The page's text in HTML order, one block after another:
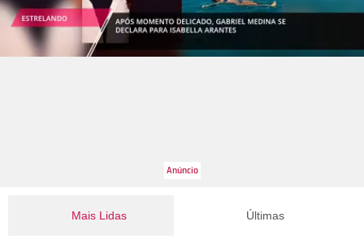
Mais Lidas Últimas